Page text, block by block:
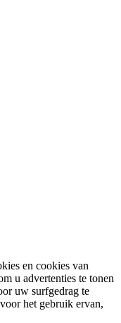
en cookies van
u advertenties te tonen
uw surfgedrag te
het gebruik ervan,